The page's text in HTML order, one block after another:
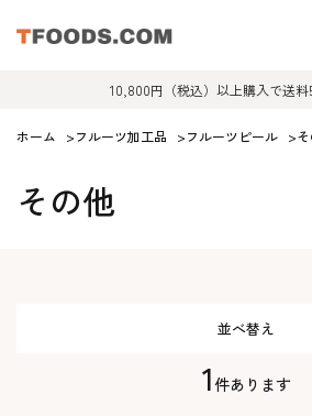
10,800円（税込）以上購入で送料
ホーム >フルーツ加工品 >フルーツピール >
その他
並べ替え
1件あります